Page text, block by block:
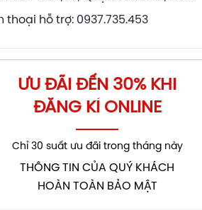
thoại hỗ trợ: 0937.735.453
ƯU ĐÃI ĐẾN 30% KHI
ĐĂNG KÍ ONLINE
Chỉ 30 suất ưu đãi trong tháng này
THÔNG TIN CỦA QUÝ KHÁCH
HOÀN TOÀN BẢO MẬT